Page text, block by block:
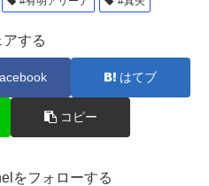
アする
はてブ
コピー
をフォローする